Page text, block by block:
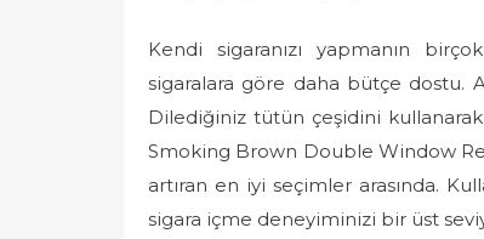
Kendi sigaranızı yapmanın
sigaralara göre daha bütçe dostu.
Dilediğiniz tütün çeşidini
Smoking Brown Double Window
artıran en iyi seçimler arasında.
sigara içme deneyiminizi bir üst